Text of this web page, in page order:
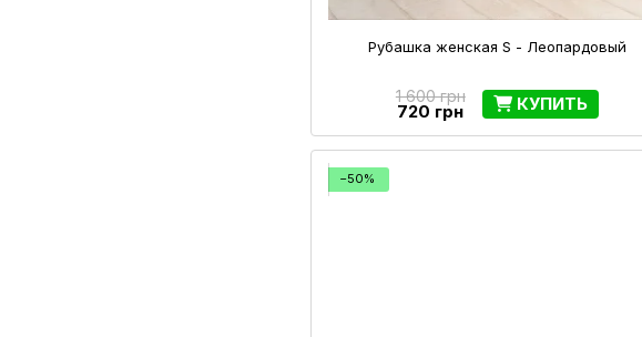
Рубашка женская S - Леопардовый
1 600 грн
720 грн КУПИТЬ
−50%